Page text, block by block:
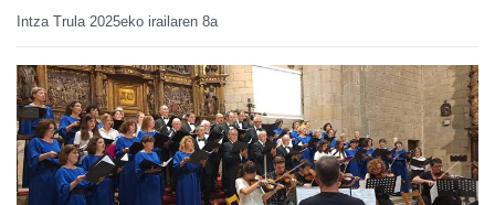
Intza Trula 2025eko irailaren 8a